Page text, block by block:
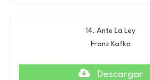
14. Ante La Ley
Franz Kafka
Descargar